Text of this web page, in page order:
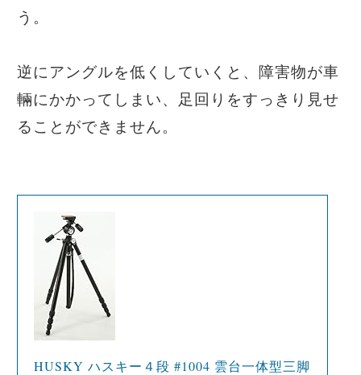
う。
逆にアングルを低くしていくと、障害物が車
輛にかかってしまい、足回りをすっきり見せ
ることができません。
HUSKY ハスキー４段 #1004 雲台一体型三脚